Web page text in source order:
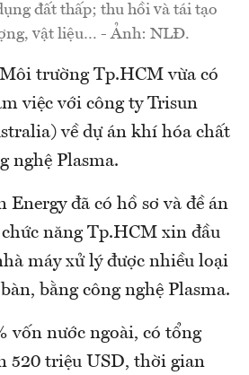
đất thấp; thu hồi và tái tạo
vật liệu… - Ảnh: NLĐ.
trường Tp.HCM vừa có
việc với công ty Trisun
về dự án khí hóa chất
nghệ Plasma.
Energy đã có hồ sơ và đề án
năng Tp.HCM xin đầu
máy xử lý được nhiều loại
bằng công nghệ Plasma.
vốn nước ngoài, có tổng
520 triệu USD, thời gian